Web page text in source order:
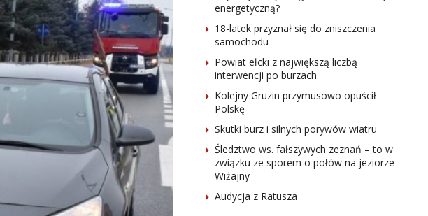
energetyczną?
18-latek przyznał się do zniszczenia
samochodu
Powiat ełcki z największą liczbą
interwencji po burzach
Kolejny Gruzin przymusowo opuścił
Polskę
Skutki burz i silnych porywów wiatru
Śledztwo ws. fałszywych zeznań – to w
związku ze sporem o połów na jeziorze
Wiżajny
Audycja z Ratusza